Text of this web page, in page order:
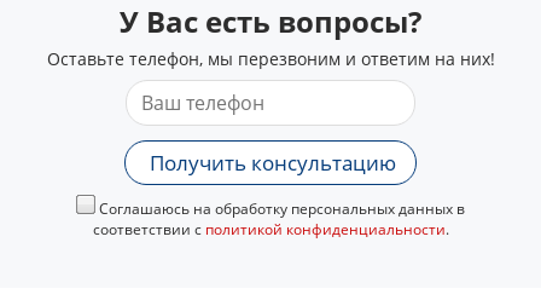
У Вас есть вопросы?
Оставьте телефон, мы перезвоним и ответим на них!
Получить консультацию
Соглашаюсь на обработку персональных данных в
соответствии с политикой конфиденциальности.